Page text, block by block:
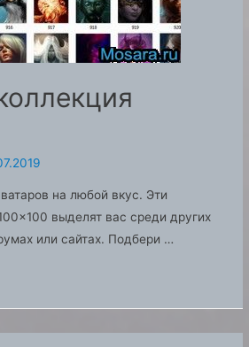
на любой вкус. Эти
выделят вас среди других
или сайтах. Подбери …